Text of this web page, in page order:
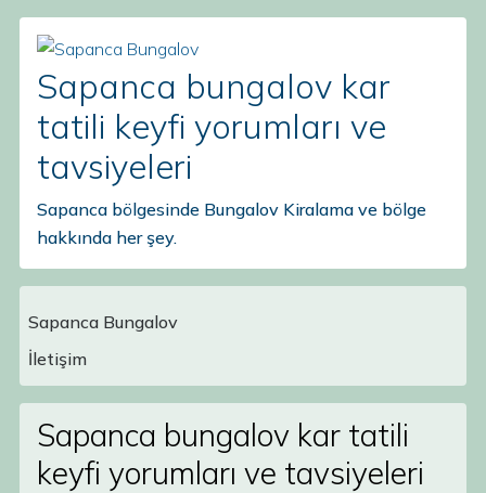
Sapanca bungalov kar
tatili keyfi yorumları ve
tavsiyeleri
Sapanca bölgesinde Bungalov Kiralama ve bölge
hakkında her şey.
Main Navigation
Sapanca Bungalov
İletişim
Sapanca bungalov kar tatili
keyfi yorumları ve tavsiyeleri